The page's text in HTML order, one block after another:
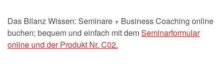
Das Bilanz Wissen: Seminare + Business Coaching online
buchen; bequem und einfach mit demSeminarformular
online und der Produkt Nr. C02.